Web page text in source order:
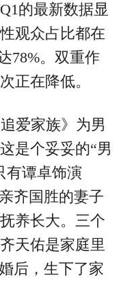
的最新数据显
观众占比都在
78%。双重作
正在降低。
爱家族》为男
是个妥妥的“男
有谭卓饰演
齐国胜的妻子
养长大。三个
天佑是家庭里
后，生下了家